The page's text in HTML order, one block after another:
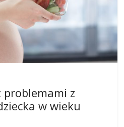
problemami z
w wieku